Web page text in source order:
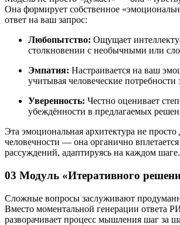
Она формирует собственное
ответ на ваш запрос:
Любопытство: Ощущает
столкновении с необычными или
Эмпатия: Настраивается на ваш
учитывая человеческие
Уверенность: Честно оценивает
убеждённости в предлагаемых
Эта эмоциональная архитектура не просто
человечности — она органично
рассуждений, адаптируясь на каждом шаге.
03 Модуль «Итеративного
Сложные вопросы заслуживают
Вместо моментальной генерации ответа
разворачивает процесс мышления шаг за